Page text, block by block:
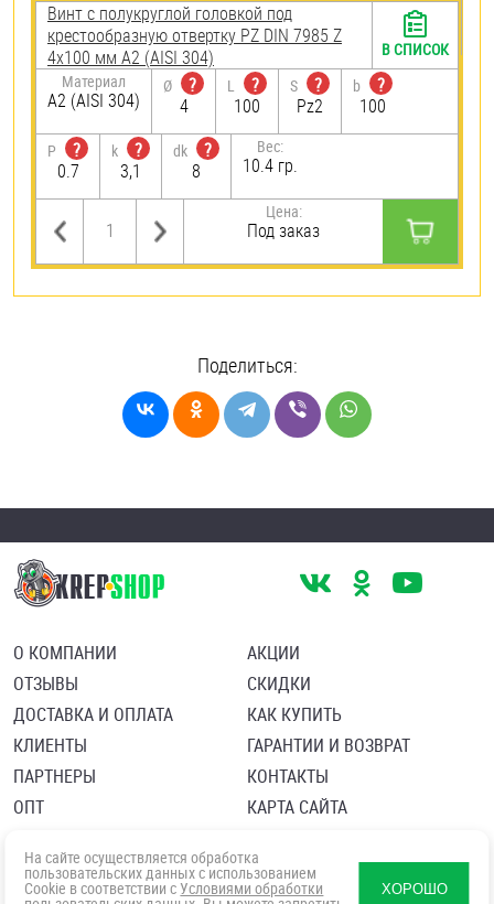
Винт с полукруглой головкой под
крестообразную отвертку PZ DIN 7985 Z
4х100 мм А2 (AISI 304)
Материал
А2 (AISI 304)
Ø
?
4
L
?
100
S
?
Pz2
b
?
100
P
?
0.7
k
?
3,1
dk
?
8
Вес:
10.4 гр.
Цена:
Под заказ
В СПИСОК
Поделиться:
О КОМПАНИИ
ОТЗЫВЫ
ДОСТАВКА И ОПЛАТА
КЛИЕНТЫ
ПАРТНЕРЫ
ОПТ
АКЦИИ
СКИДКИ
КАК КУПИТЬ
ГАРАНТИИ И ВОЗВРАТ
КОНТАКТЫ
КАРТА САЙТА
Политика в отношении обработки персональных данных
Согласие посетителя сайта на обработку персональных данны
На сайте осуществляется обработка
пользовательских данных с использованием
Cookie в соответствии с Условиями обработки ХОРОШО